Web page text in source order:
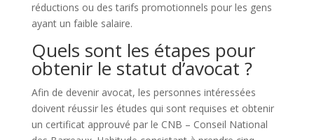
réductions ou des tarifs promotionnels pour les gens
ayant un faible salaire.
Quels sont les étapes pour
obtenir le statut d’avocat ?
Afin de devenir avocat, les personnes intéressées
doivent réussir les études qui sont requises et obtenir
un certificat approuvé par le CNB – Conseil National